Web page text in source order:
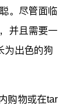
。尽管面临
并且需要一
为出色的狗
购物或在tar